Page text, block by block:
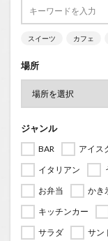
スイーツ カフェ
場所
ジャンル
BAR アイス
イタリアン
お弁当
かき
キッチンカー
サラダ
サン